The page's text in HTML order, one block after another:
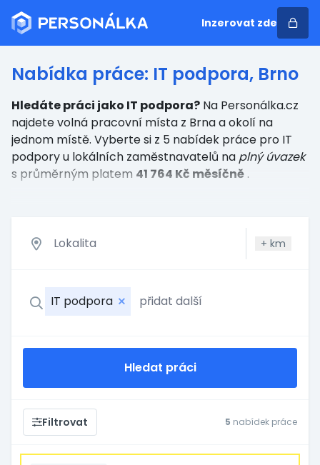
Inzerovat zde
Nabídka práce: IT podpora, Brno
Hledáte práci jako IT podpora? Na Personálka.cz
najdete volná pracovní místa z Brna a okolí na
jednom místě. Vyberte si z 5 nabídek práce pro IT
podporyu lokálních zaměstnavatelů na plný úvazek
s průměrným platem 41 764 Kč měsíčně .
+ km
IT podpora
Hledat práci
Filtrovat 5 nabídek práce